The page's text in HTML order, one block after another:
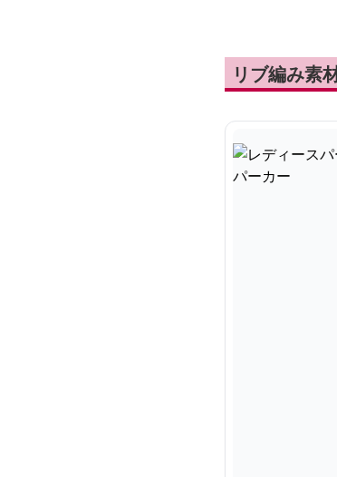
リブ編み素